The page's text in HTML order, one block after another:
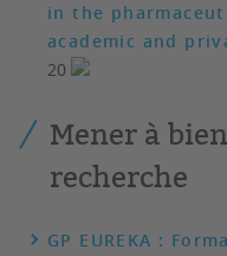
in the
academic and
20
Mener à
recherche
GP EUREKA :